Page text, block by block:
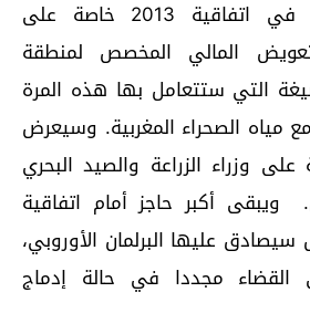
باقي مياه المغرب في اتفاقية 2013 خاصة على
المالي المخصص لمنطقة
التي ستتعامل بها هذه المرة
مياه الصحراء المغربية. وسيعرض
على وزراء الزراعة والصيد البحري
ويبقى أكبر حاجز أمام اتفاقية
عليها البرلمان الأوروبي،
مجددا في حالة إدماج